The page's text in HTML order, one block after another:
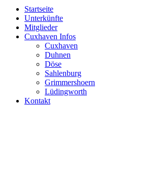
Startseite
Unterkünfte
Mitglieder
Cuxhaven Infos
Cuxhaven
Duhnen
Döse
Sahlenburg
Grimmershoern
Lüdingworth
Kontakt